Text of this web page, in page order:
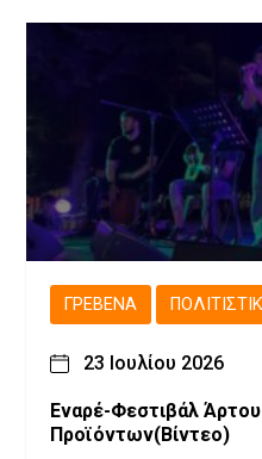
ΓΡΕΒΕΝΆ
23 Ιουλίου 2026
Εναρέ-Φεστιβάλ
Προϊόντων(Βίντεο)